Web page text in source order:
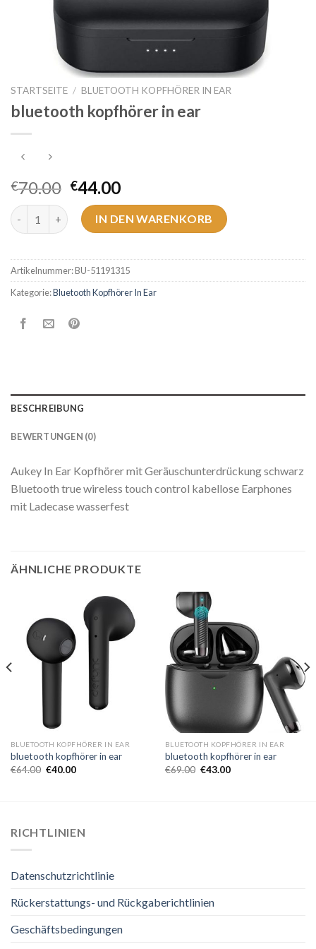
STARTSEITE / BLUETOOTH KOPFHÖRER IN EAR
bluetooth kopfhörer in ear
€70.00 €44.00
bluetooth kopfhörer in ear Menge
IN DEN WARENKORB
Artikelnummer:BU-51191315
Kategorie:Bluetooth Kopfhörer In Ear
BESCHREIBUNG
BEWERTUNGEN (0)
Aukey In Ear Kopfhörer mit Geräuschunterdrückung schwarz
Bluetooth true wireless touch control kabellose Earphones
mit Ladecase wasserfest
ÄHNLICHE PRODUKTE
BLUETOOTH KOPFHÖRER IN EAR
bluetooth kopfhörer in ear
€64.00 €40.00
BLUETOOTH KOPFHÖRER IN EAR
bluetooth kopfhörer in ear
€69.00 €43.00
RICHTLINIEN
Datenschutzrichtlinie
Rückerstattungs- und Rückgaberichtlinien
Geschäftsbedingungen